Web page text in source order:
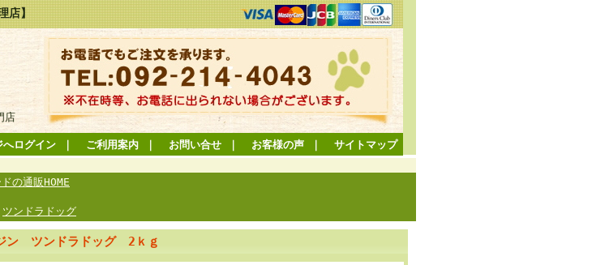
店】
店
へログイン ご利用案内 お問い合せ お客様の声 サイトマップ
の通販HOME
ツンドラドッグ
ジン ツンドラドッグ 2ｋｇ